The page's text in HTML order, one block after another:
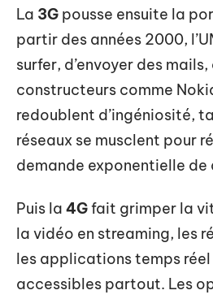
La 3G pousse ensuite la
partir des années 2000,
surfer, d’envoyer des
constructeurs comme
redoublent d’ingéniosité,
réseaux se musclent pour
demande exponentielle de
Puis la 4Gfait grimper la
la vidéo en streaming, les
les applications temps
accessibles partout. Les